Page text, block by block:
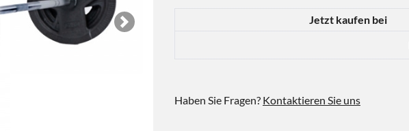
Next
Jetzt kaufen bei
Haben Sie Fragen? Kontaktieren Sie uns